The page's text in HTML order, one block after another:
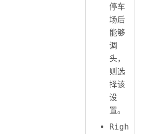
停车
场后
能够
调
头，
则选
择该
设
置。
Righ